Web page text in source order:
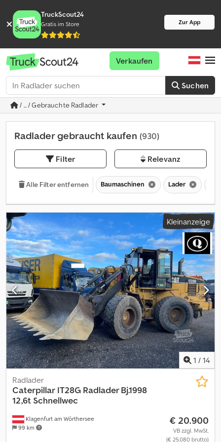
TruckScout24
Gratis im Store Zur App
Suchen
Verkaufen
/ ... / Gebrauchte Radlader
Radlader gebraucht kaufen (930)
Filter Relevanz
Alle Filter entfernen Baumaschinen Lader
Kleinanzeige
1 / 14
Klagenfurt am Wörthersee
99 km
Radlader
Caterpillar IT28G Radlader Bj.1998
12,6t Schnellwec
€ 20.900
VB zzgl. MwSt.
(€ 25.080 brutto)